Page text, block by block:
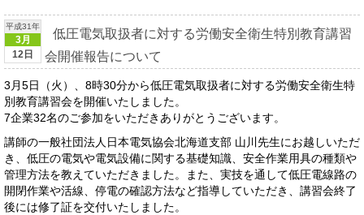
平成31年
3月
12日
低圧電気取扱者に対する労働安全衛生特別教育講習
会開催報告について
3月5日（火）、8時30分から低圧電気取扱者に対する労働安全衛生特
別教育講習会を開催いたしました。
7企業32名のご参加をいただきありがとうございます。
講師の一般社団法人日本電気協会北海道支部 山川先生にお越しいただ
き、低圧の電気や電気設備に関する基礎知識、安全作業用具の種類や
管理方法を教えていただきました。また、実技を通して低圧電線路の
開閉作業や活線、停電の確認方法など指導していただき、講習会終了
後には修了証を交付いたしました。